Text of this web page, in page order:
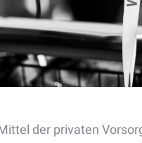
der privaten